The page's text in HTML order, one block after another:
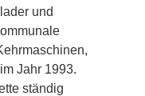
und
Jahr 1993.
ständig